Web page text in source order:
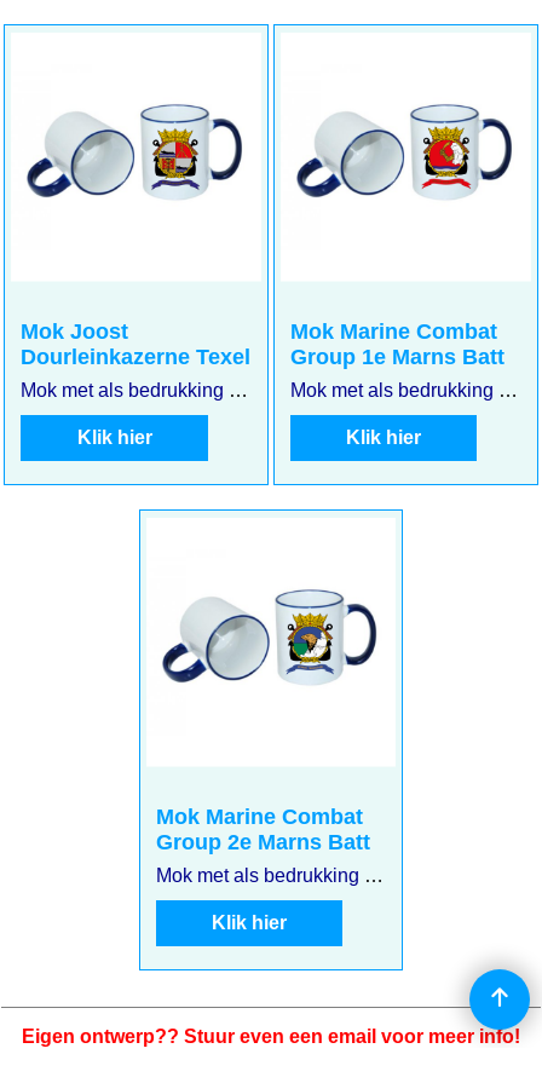
Mok Joost
Dourleinkazerne Texel
Mok met als bedrukking het wapenschild van de Joost Dourleinkazerne te Texel
Klik hier
Mok Marine Combat
Group 1e Marns Batt
Mok met als bedrukking het wapenschild van het Marine Combat Group 1e Marns Batt
Klik hier
Mok Marine Combat
Group 2e Marns Batt
Mok met als bedrukking het wapenschild van het Marine Combat Group 2e Marns Batt
Klik hier
Eigen ontwerp?? Stuur even een email voor meer info!